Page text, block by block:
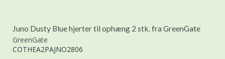
Juno Dusty Blue hjerter til ophæng 2 stk. fra GreenGate
GreenGate
COTHEA2PAJNO2806